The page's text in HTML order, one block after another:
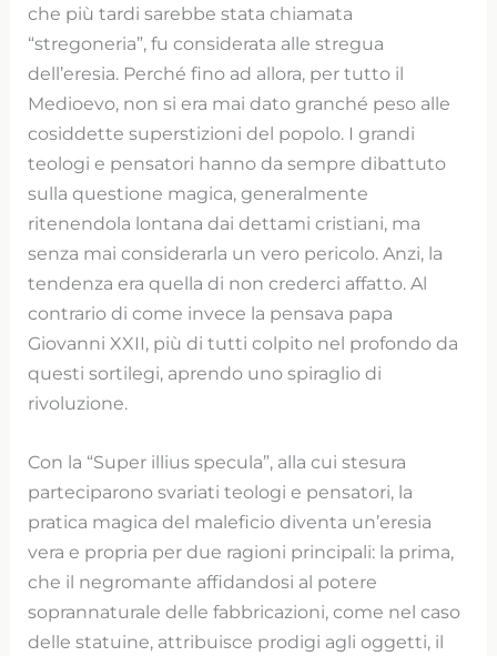
che più tardi sarebbe stata chiamata
“stregoneria”, fu considerata alle stregua
dell’eresia. Perché fino ad allora, per tutto il
Medioevo, non si era mai dato granché peso alle
cosiddette superstizioni del popolo. I grandi
teologi e pensatori hanno da sempre dibattuto
sulla questione magica, generalmente
ritenendola lontana dai dettami cristiani, ma
senza mai considerarla un vero pericolo. Anzi, la
tendenza era quella di non crederci affatto. Al
contrario di come invece la pensava papa
Giovanni XXII, più di tutti colpito nel profondo da
questi sortilegi, aprendo uno spiraglio di
rivoluzione.
Con la “Super illius specula”, alla cui stesura
parteciparono svariati teologi e pensatori, la
pratica magica del maleficio diventa un’eresia
vera e propria per due ragioni principali: la prima,
che il negromante affidandosi al potere
soprannaturale delle fabbricazioni, come nel caso
delle statuine, attribuisce prodigi agli oggetti, il